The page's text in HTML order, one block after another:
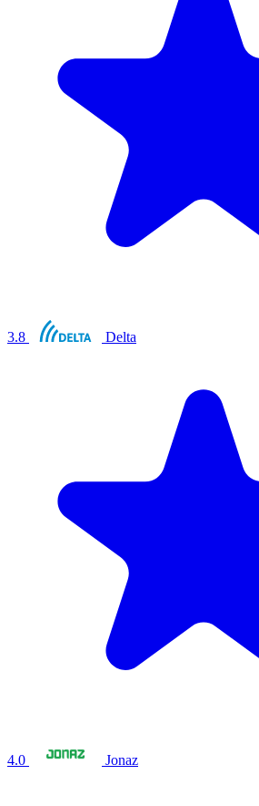
3.8 Delta
4.0 Jonaz